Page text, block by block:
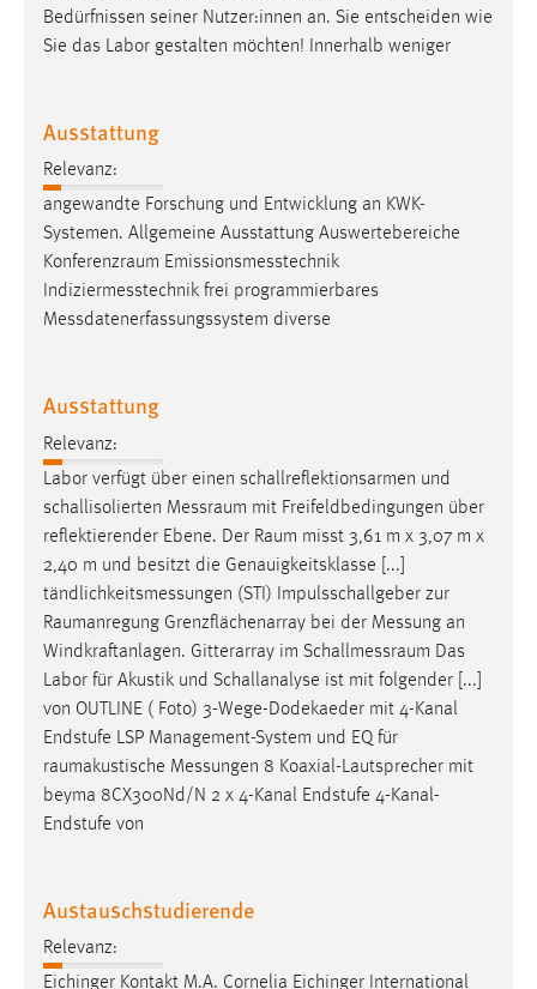
Bedürfnissen seiner Nutzer:innen an. Sie entscheiden wie
Sie das Labor gestalten möchten! Innerhalb weniger
Ausstattung
Relevanz:
angewandte Forschung und Entwicklung an KWK-
Systemen. Allgemeine Ausstattung Auswertebereiche
Konferenzraum Emissionsmesstechnik
Indiziermesstechnik frei programmierbares
Messdatenerfassungssystem diverse
Ausstattung
Relevanz:
Labor verfügt über einen schallreflektionsarmen und
schallisolierten Messraum mit Freifeldbedingungen über
reflektierender Ebene. Der Raum misst 3,61 m x 3,07 m x
2,40 m und besitzt die Genauigkeitsklasse [...]
tändlichkeitsmessungen (STI) Impulsschallgeber zur
Raumanregung Grenzflächenarray bei der Messung an
Windkraftanlagen. Gitterarray im Schallmessraum Das
Labor für Akustik und Schallanalyse ist mit folgender [...]
von OUTLINE ( Foto) 3-Wege-Dodekaeder mit 4-Kanal
Endstufe LSP Management-System und EQ für
raumakustische Messungen 8 Koaxial-Lautsprecher mit
beyma 8CX300Nd/N 2 x 4-Kanal Endstufe 4-Kanal-
Endstufe von
Austauschstudierende
Relevanz:
Eichinger Kontakt M.A. Cornelia Eichinger International